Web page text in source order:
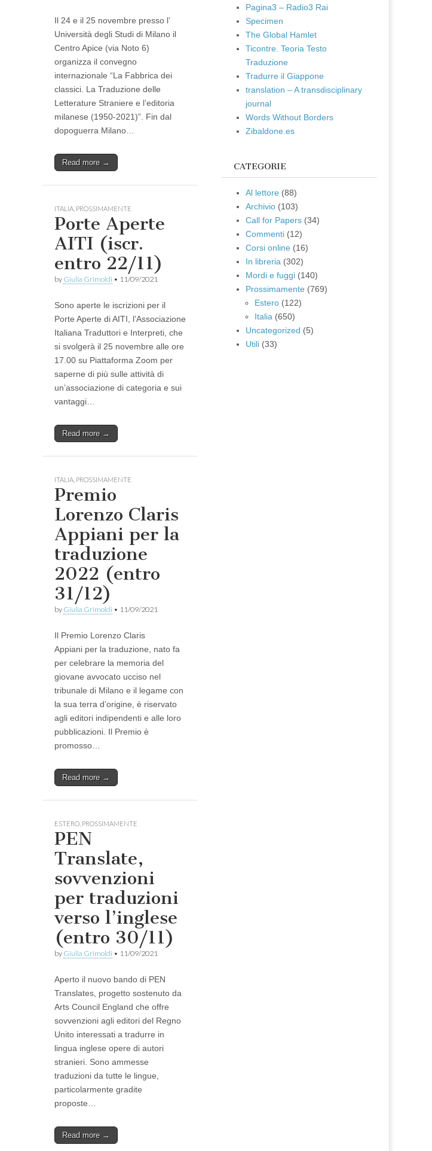
Il 24 e il 25 novembre presso l’
Università degli Studi di Milano il
Centro Apice (via Noto 6)
organizza il convegno
internazionale “La Fabbrica dei
classici. La Traduzione delle
Letterature Straniere e l’editoria
milanese (1950-2021)”. Fin dal
dopoguerra Milano…
Read more →
ITALIA PROSSIMAMENTE
Porte Aperte
AITI (iscr.
entro 22/11)
by Giulia Grimoldi • 11/09/2021
Sono aperte le iscrizioni per il
Porte Aperte di AITI, l’Associazione
Italiana Traduttori e Interpreti, che
si svolgerà il 25 novembre alle ore
17.00 su Piattaforma Zoom per
saperne di più sulle attività di
un’associazione di categoria e sui
vantaggi…
Read more →
ITALIA PROSSIMAMENTE
Premio
Lorenzo Claris
Appiani per la
traduzione
2022 (entro
31/12)
by Giulia Grimoldi • 11/09/2021
Il Premio Lorenzo Claris
Appiani per la traduzione, nato fa
per celebrare la memoria del
giovane avvocato ucciso nel
tribunale di Milano e il legame con
la sua terra d’origine, è riservato
agli editori indipendenti e alle loro
pubblicazioni. Il Premio è
promosso…
Read more →
ESTERO PROSSIMAMENTE
PEN
Translate,
sovvenzioni
per traduzioni
verso l’inglese
(entro 30/11)
by Giulia Grimoldi • 11/09/2021
Aperto il nuovo bando di PEN
Translates, progetto sostenuto da
Arts Council England che offre
sovvenzioni agli editori del Regno
Unito interessati a tradurre in
lingua inglese opere di autori
stranieri. Sono ammesse
traduzioni da tutte le lingue,
particolarmente gradite
proposte…
Read more →
Pagina3 – Radio3 Rai
Specimen
The Global Hamlet
Ticontre. Teoria Testo
Traduzione
Tradurre il Giappone
translation – A transdisciplinary
journal
Words Without Borders
Zibaldone.es
CATEGORIE
Al lettore (88)
Archivio (103)
Call for Papers (34)
Commenti (12)
Corsi online (16)
In libreria (302)
Mordi e fuggi (140)
Prossimamente (769)
Estero (122)
Italia (650)
Uncategorized (5)
Utili (33)